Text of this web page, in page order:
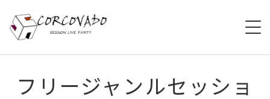
フリージャンルセッショ